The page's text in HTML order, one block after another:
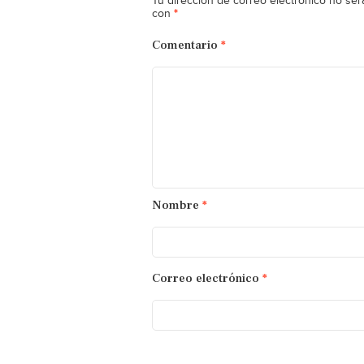
con *
Comentario *
Nombre *
Correo electrónico *